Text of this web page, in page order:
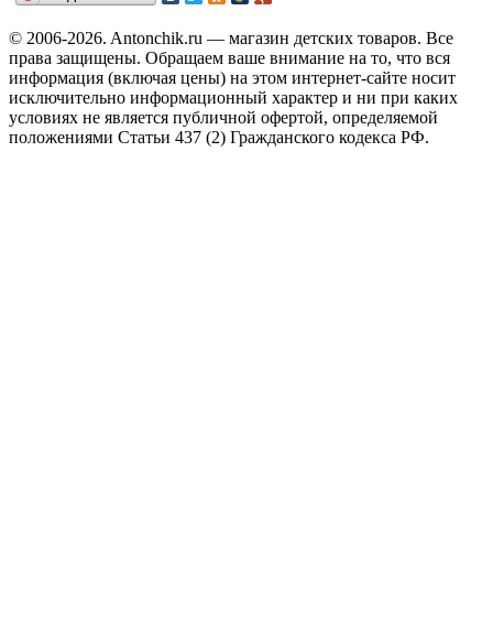
© 2006-2026. Antonchik.ru — магазин детских товаров. Все
права защищены. Обращаем ваше внимание на то, что вся
информация (включая цены) на этом интернет-сайте носит
исключительно информационный характер и ни при каких
условиях не является публичной офертой, определяемой
положениями Статьи 437 (2) Гражданского кодекса РФ.